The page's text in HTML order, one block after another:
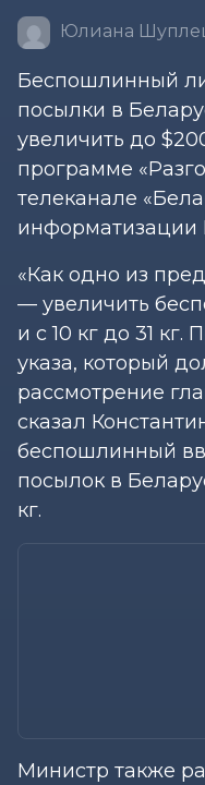
Юлиана
Беспошлинный
посылки в
увеличить до
программе
телеканале
информатизации
«Как одно из
— увеличить
и с 10 кг до 31 кг.
указа, который
рассмотрение
сказал
беспошлинный
посылок в
кг.
Министр также